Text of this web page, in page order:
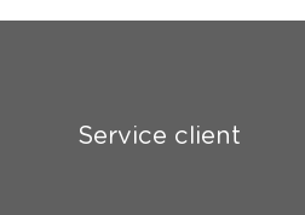
Service client